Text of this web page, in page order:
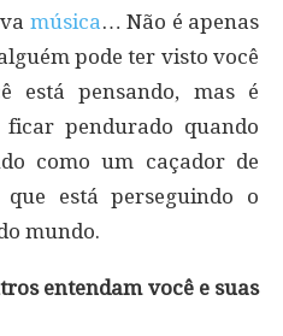
música … Não é apenas
pode ter visto você
está pensando, mas é
pendurado quando
como um caçador de
que está perseguindo o
mundo.
entendam você e suas